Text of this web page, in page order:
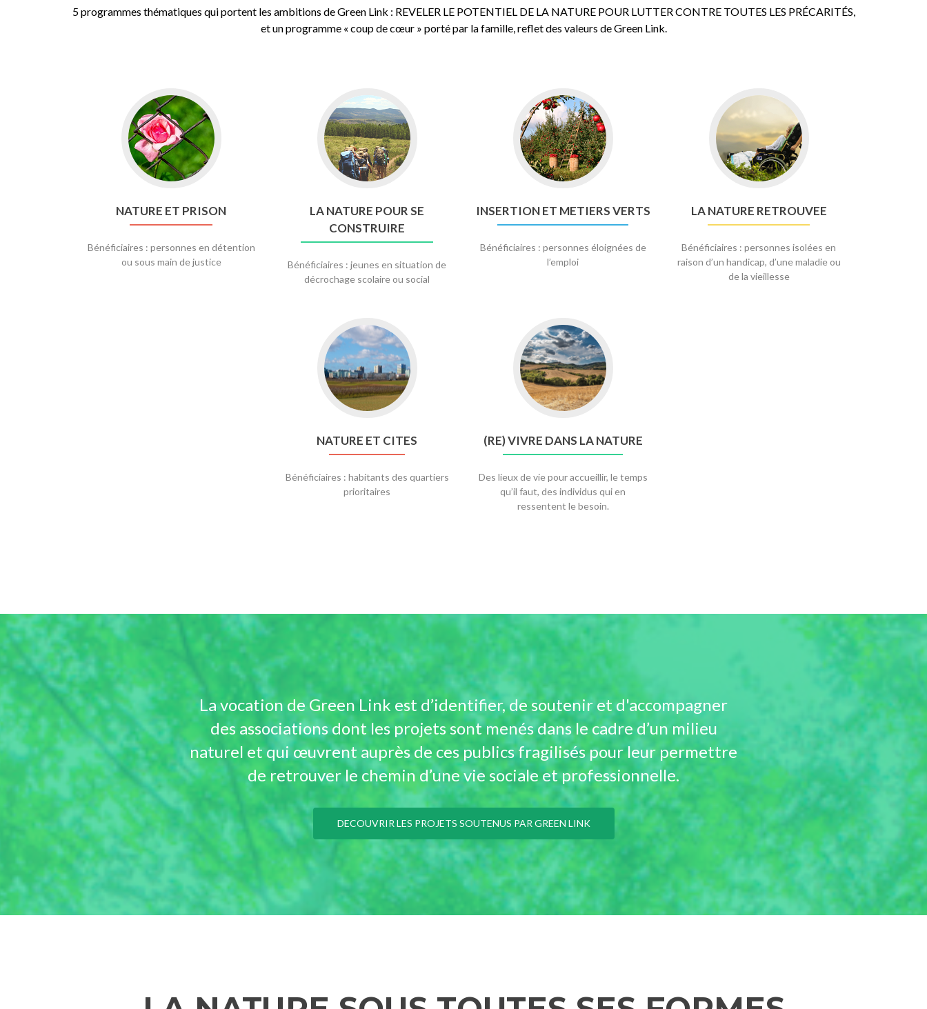
5 programmes thématiques qui portent les ambitions de Green Link : REVELER LE POTENTIEL DE LA NATURE POUR LUTTER CONTRE TOUTES LES PRÉCARITÉS,
et un programme « coup de cœur » porté par la famille, reflet des valeurs de Green Link.
Go
to
Nature
et
prison
NATURE ET PRISON
Bénéficiaires : personnes en détention
ou sous main de justice
Go
to
la
nature
pour
se
LA NATURE POUR SE
CONSTRUIRE
Bénéficiaires : jeunes en situation de
décrochage scolaire ou social
Go
to
insertion
et
metiers
verts
INSERTION ET METIERS VERTS
Bénéficiaires : personnes éloignées de
l’emploi
la
nature
retrouvee
LA NATURE RETROUVEE
Bénéficiaires : personnes isolées en
raison d’un handicap, d’une maladie ou
de la vieillesse
Go
to
nature
et
cites
NATURE ET CITES
Bénéficiaires : habitants des quartiers
prioritaires
Go
to
(re)
vivre
dans
la
(RE) VIVRE DANS LA NATURE
Des lieux de vie pour accueillir, le temps
qu’il faut, des individus qui en
ressentent le besoin.
La vocation de Green Link est d’identifier, de soutenir et d'accompagner
des associations dont les projets sont menés dans le cadre d’un milieu
naturel et qui œuvrent auprès de ces publics fragilisés pour leur permettre
de retrouver le chemin d’une vie sociale et professionnelle.
DECOUVRIR LES PROJETS SOUTENUS PAR GREEN LINK